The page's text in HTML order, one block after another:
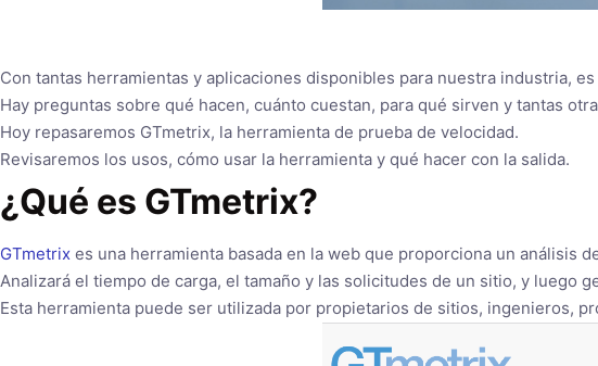
Con tantas herramientas y aplicaciones disponibles para nuestra industria,
Hay preguntas sobre qué hacen, cuánto cuestan, para qué sirven y tantas
Hoy repasaremos GTmetrix, la herramienta de prueba de velocidad.
Revisaremos los usos, cómo usar la herramienta y qué hacer con la salida.
¿Qué es GTmetrix?
GTmetrix es una herramienta basada en la web que proporciona un análisis
Analizará el tiempo de carga, el tamaño y las solicitudes de un sitio, y luego
Esta herramienta puede ser utilizada por propietarios de sitios, ingenieros,